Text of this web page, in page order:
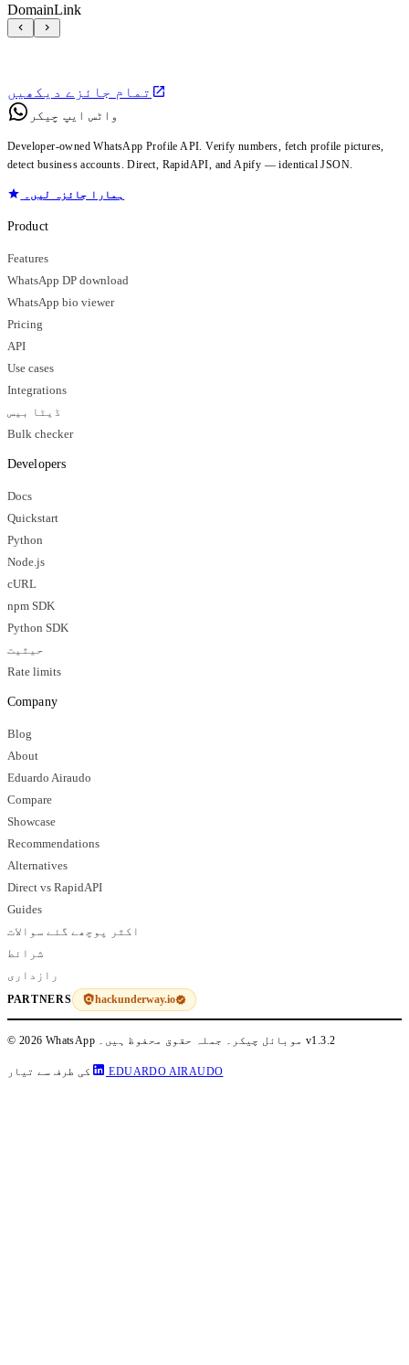
DomainLink
تمام جائزے دیکھیں
واٹس ایپ چیکر
Developer-owned WhatsApp Profile API. Verify numbers, fetch profile pictures,
detect business accounts. Direct, RapidAPI, and Apify — identical JSON.
ہمارا جائزہ لیں۔
Product
Features
WhatsApp DP download
WhatsApp bio viewer
Pricing
API
Use cases
Integrations
ڈیٹا بیس
Bulk checker
Developers
Docs
Quickstart
Python
Node.js
cURL
npm SDK
Python SDK
حیثیت
Rate limits
Company
Blog
About
Eduardo Airaudo
Compare
Showcase
Recommendations
Alternatives
Direct vs RapidAPI
Guides
اکثر پوچھے گئے سوالات
شرائط
رازداری
PARTNERS hackunderway.io
© 2026 WhatsApp موبائل چیکر۔ جملہ حقوق محفوظ ہیں۔v1.3.2
کی طرف سے تیار EDUARDO AIRAUDO